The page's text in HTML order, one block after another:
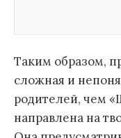
Таким образом,
сложная и
родителей, чем
направлена на